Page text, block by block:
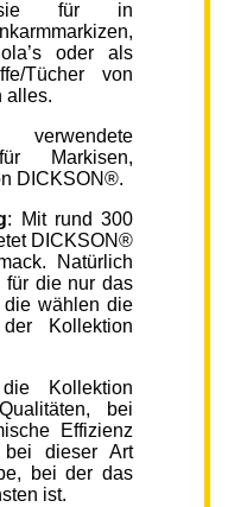
sie für in
oder als
Tücher von
alles.
Markisen,
DICKSON®.
: Mit rund 300
DICKSON®
Natürlich
für die nur das
die wählen die
Kollektion
Kollektion
bei
Effizienz
bei dieser Art
bei der das
ist.